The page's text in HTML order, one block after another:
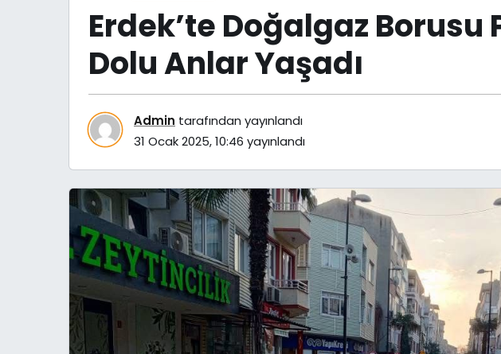
Erdek’te Doğalgaz
Dolu Anlar Yaşadı
Admin tarafından yayınlandı
31 Ocak 2025, 10:46 yayınlandı